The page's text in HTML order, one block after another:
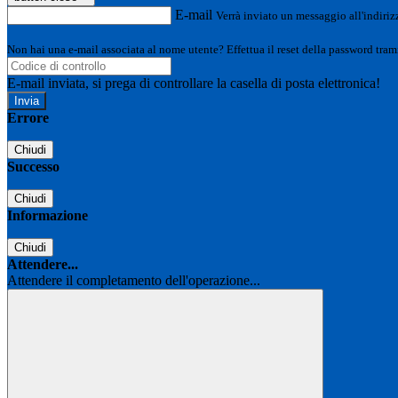
E-mail Verrà inviato un messaggio
Non hai una e-mail associata al nome utente? Effettua il reset della password
E-mail inviata, si prega di controllare la casella di posta elettronica!
Errore
Chiudi
Successo
Chiudi
Informazione
Chiudi
Attendere...
Attendere il completamento dell'operazione...